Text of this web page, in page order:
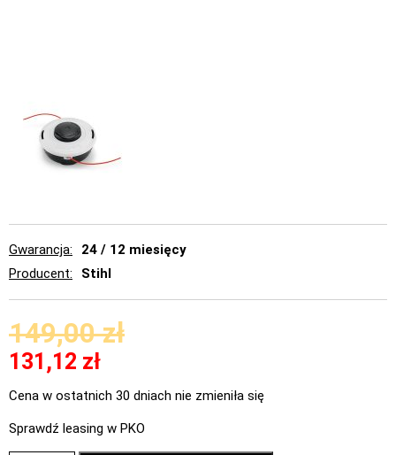
Gwarancja
24 / 12 miesięcy
Producent
Stihl
149,00zł
131,12 zł
Cena w ostatnich 30 dniach nie zmieniła się
Sprawdź leasing w PKO